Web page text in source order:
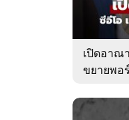
เปิดอาณ
ขยายพอ